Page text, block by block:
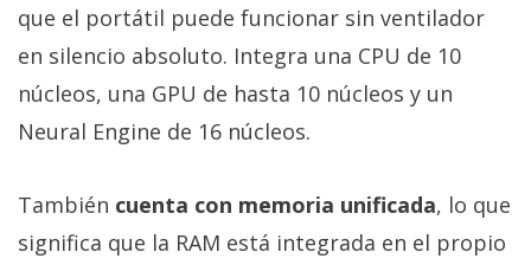
que el portátil puede funcionar sin ventilador
en silencio absoluto. Integra una CPU de 10
núcleos, una GPU de hasta 10 núcleos y un
Neural Engine de 16 núcleos.
También cuenta con memoria unificada, lo que
significa que la RAM está integrada en el propio